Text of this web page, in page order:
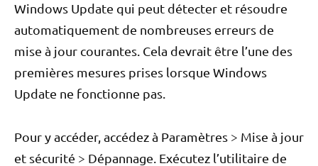
Windows Update qui peut détecter et résoudre
automatiquement de nombreuses erreurs de
mise à jour courantes. Cela devrait être l’une des
premières mesures prises lorsque Windows
Update ne fonctionne pas.
Pour y accéder, accédez à Paramètres > Mise à jour
et sécurité > Dépannage. Exécutez l’utilitaire de